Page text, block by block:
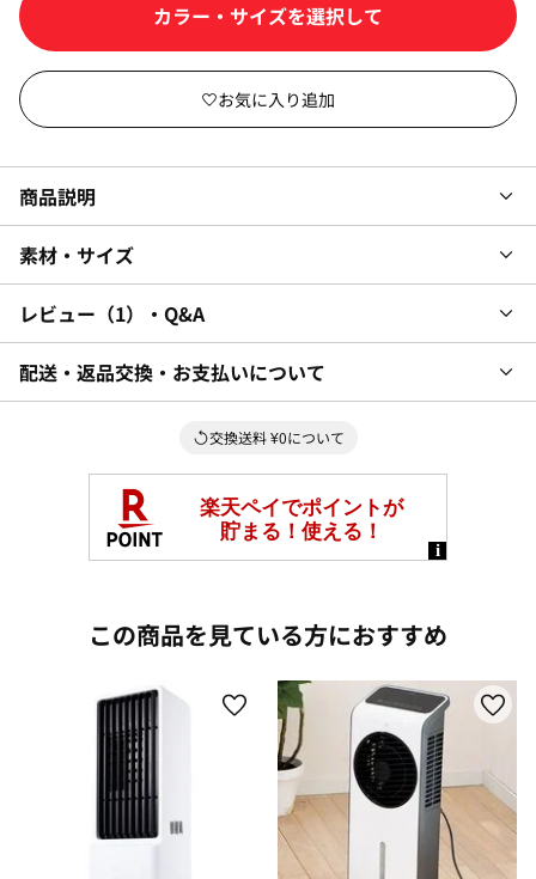
カラー・サイズを選択して
商品説明
素材・サイズ
レビュー 1 ・Q&A
配送・返品交換・お支払いについて
交換送料 ¥0について
この商品を見ている方におすすめ